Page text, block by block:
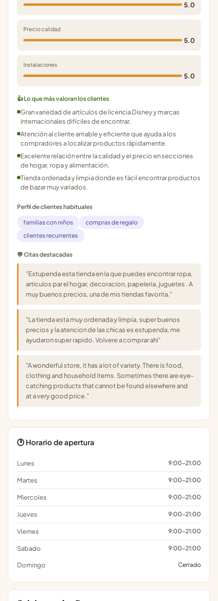
5.0
Precio calidad
5.0
Instalaciones
5.0
👍 Lo que más valoran los clientes
Gran variedad de artículos de licencia Disney y marcas
internacionales difíciles de encontrar.
Atención al cliente amable y eficiente que ayuda a los
compradores a localizar productos rápidamente.
Excelente relación entre la calidad y el precio en secciones
de hogar, ropa y alimentación.
Tienda ordenada y limpia donde es fácil encontrar productos
de bazar muy variados.
Perfil de clientes habituales
familias con niños
compras de regalo
clientes recurrentes
💬 Citas destacadas
"Estupenda esta tienda en la que puedes encontrar ropa,
articulos par el hogar, decoracion, papeleria, juguetes . A
muy buenos precios, una de mis tiendas favorita."
"La tienda esta muy ordenada y limpia, super buenos
precios y la atencion de las chicas es estupenda, me
ayudaron super rapido. Volvere a comprar ahi"
"A wonderful store, it has a lot of variety. There is food,
clothing and household items. Sometimes there are eye-
catching products that cannot be found elsewhere and
at a very good price."
🕐 Horario de apertura
Lunes 9:00-21:00
Martes 9:00-21:00
Miercoles 9:00-21:00
Jueves 9:00-21:00
Viernes 9:00-21:00
Sabado 9:00-21:00
Domingo Cerrado